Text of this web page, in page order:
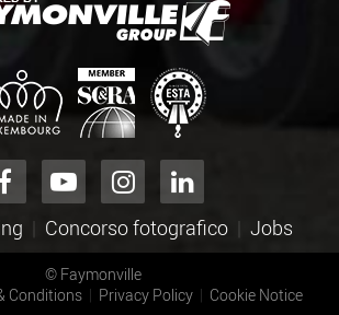
Concorso fotografico Jobs
© Faymonville
Conditions Privacy Policy Cookie Notice